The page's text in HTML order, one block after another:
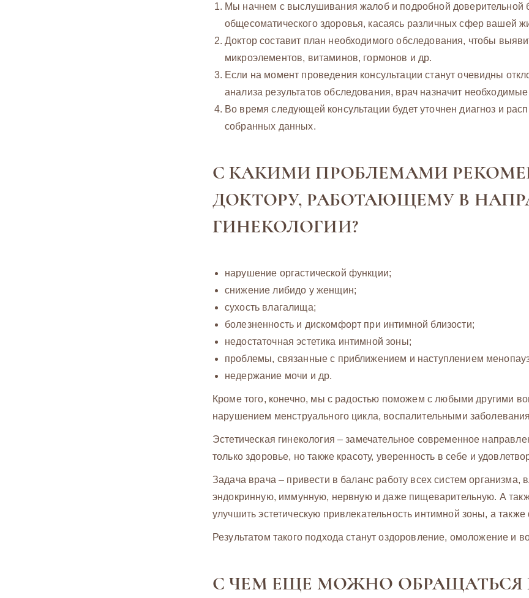
Мы начнем с выслушивания жалоб и подробной доверительной
общесоматического здоровья, касаясь различных сфер вашей
Доктор составит план необходимого обследования, чтобы
микроэлементов, витаминов, гормонов и др.
Если на момент проведения консультации станут очевидны
анализа результатов обследования, врач назначит
Во время следующей консультации будет уточнен диагноз и
собранных данных.
С КАКИМИ ПРОБЛЕМАМИ
ДОКТОРУ, РАБОТАЮЩЕМУ В
ГИНЕКОЛОГИИ?
нарушение оргастической функции;
снижение либидо у женщин;
сухость влагалища;
болезненность и дискомфорт при интимной близости;
недостаточная эстетика интимной зоны;
проблемы, связанные с приближением и наступлением
недержание мочи и др.
Кроме того, конечно, мы с радостью поможем с любыми другими
нарушением менструального цикла, воспалительными
Эстетическая гинекология – замечательное современное
только здоровье, но также красоту, уверенность в себе и
Задача врача – привести в баланс работу всех систем организма,
эндокринную, иммунную, нервную и даже пищеварительную. А
улучшить эстетическую привлекательность интимной зоны, а
Результатом такого подхода станут оздоровление, омоложение и
С ЧЕМ ЕЩЕ МОЖНО ОБРАЩАТЬСЯ